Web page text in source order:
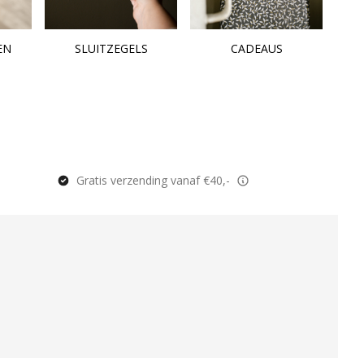
SLUITZEGELS CADEAUS
Gratis verzending vanaf €40,-